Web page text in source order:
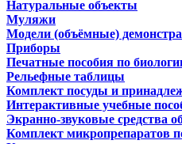
Натуральные объекты
Муляжи
Модели (объёмные)
Приборы
Печатные пособия по
Рельефные таблицы
Комплект посуды и
Интерактивные учебные
Экранно-звуковые средства
Комплект микропрепаратов